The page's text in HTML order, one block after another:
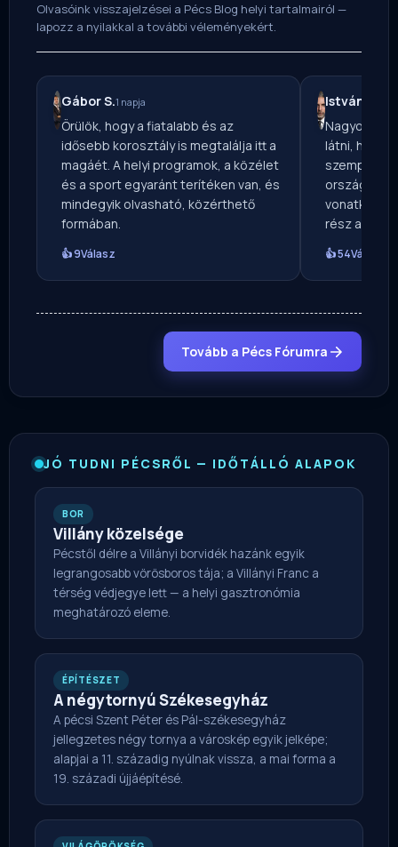
Olvasóink visszajelzései a Pécs Blog helyi tartalmairól —
lapozz a nyilakkal a további véleményekért.
Gábor S.1 napja
Örülök, hogy a fiatalabb és az
idősebb korosztály is megtalálja itt a
magáét. A helyi programok, a közélet
és a sport egyaránt terítéken van, és
mindegyik olvasható, közérthető
formában.
👍 9Válasz
István L.
Nagyon
látni, hogy
szempont
országos
rész a
👍 54Válasz
Tovább a Pécs Fórumra
JÓ TUDNI PÉCSRŐL — IDŐTÁLLÓ ALAPOK
BOR
Villány közelsége
Pécstől délre a Villányi borvidék hazánk egyik
legrangosabb vörösboros tája; a Villányi Franc a
térség védjegye lett — a helyi gasztronómia
meghatározó eleme.
ÉPÍTÉSZET
A négytornyú Székesegyház
A pécsi Szent Péter és Pál-székesegyház
jellegzetes négy tornya a városkép egyik jelképe;
alapjai a 11. századig nyúlnak vissza, a mai forma a
19. századi újjáépítésé.